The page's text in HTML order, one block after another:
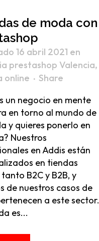
de moda con
16 abril 2021 en
prestashop Valencia,
online
Share
un negocio en mente
en torno al mundo de
y quieres ponerlo en
Nuestros
en Addis están
en tiendas
B2C y B2B, y
de nuestros casos de
a este sector.
es...